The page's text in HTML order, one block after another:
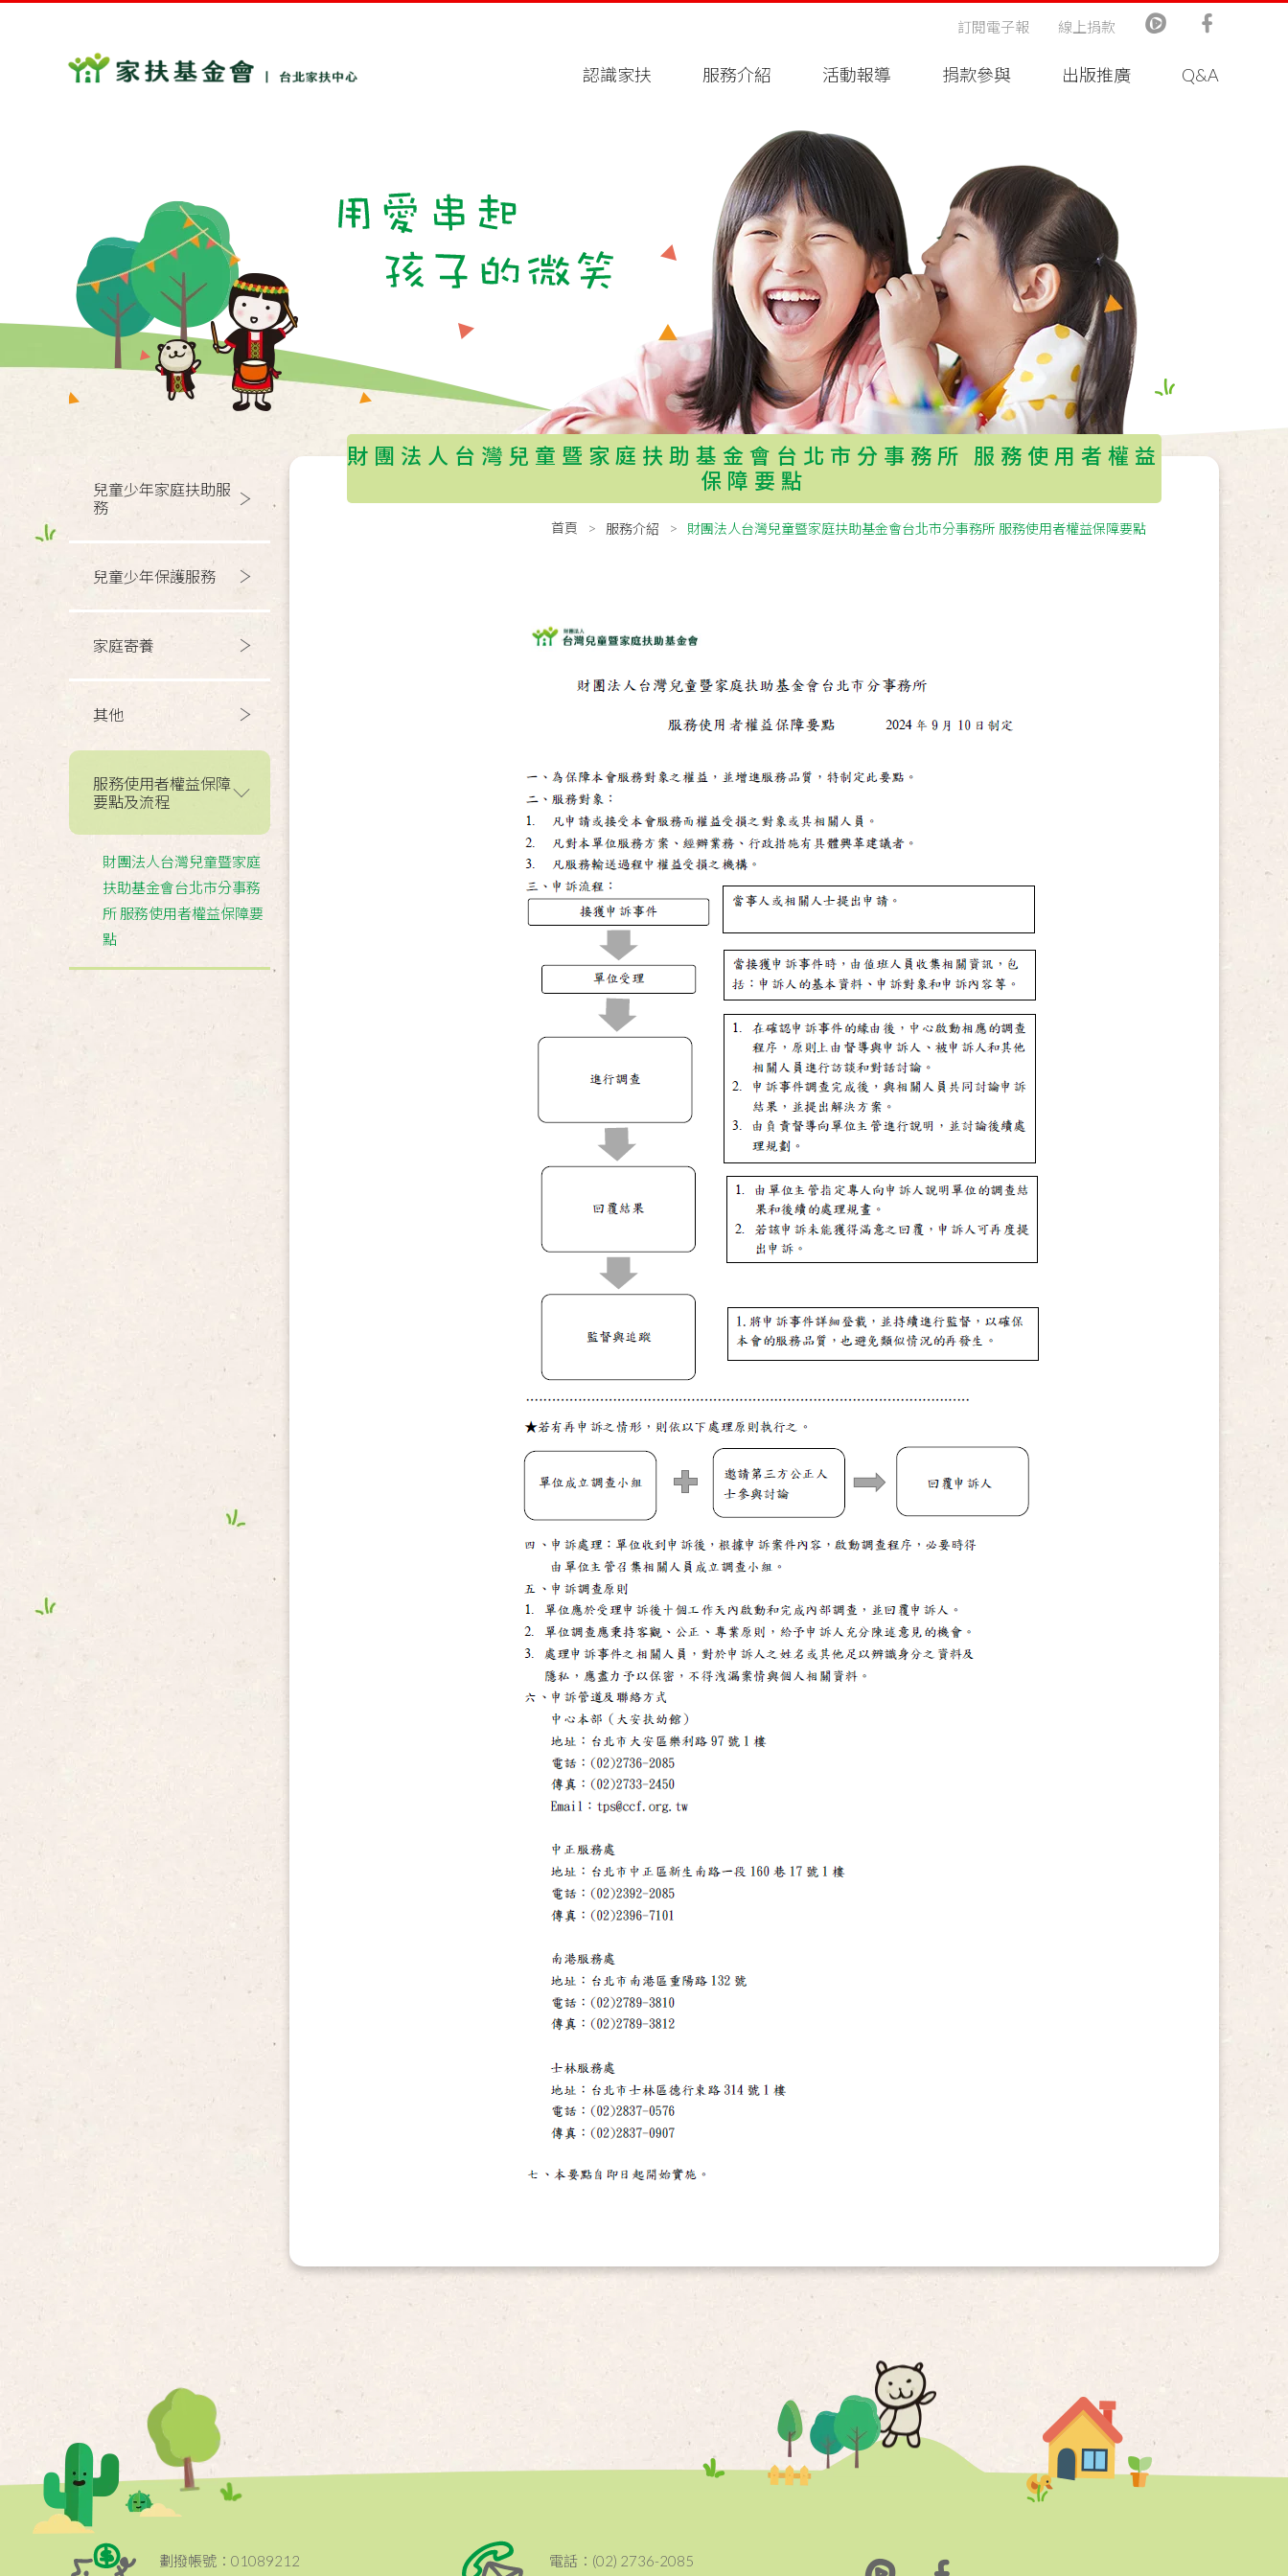
認識家扶 服務介紹 活動報導 捐款參與 出版推廣 Q&A
訂閱電子報 線上捐款
兒童少年家庭扶助服
務
兒童少年保護服務
家庭寄養
其他
服務使用者權益保障
要點及流程
財團法人台灣兒童暨家庭
扶助基金會台北市分事務
所 服務使用者權益保障要
點
財團法人台灣兒童暨家庭扶助基金會台北市分事務所 服務使用者權益
保障要點
首頁 服務介紹 財團法人台灣兒童暨家庭扶助基金會台北市分事務所 服務使用者權益保障要點
劃撥帳號：01089212 電話：(02) 2736-2085